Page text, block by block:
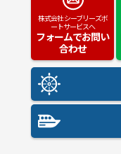
株式会社 シーブリーズボ
ートサービスへ
フォームでお問い
合わせ